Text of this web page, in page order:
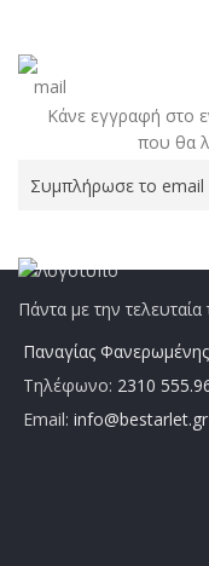
Κάνε εγγραφή στο
που θα
Πάντα με την
Παναγίας
Τηλέφωνο: 2310
Email: info@bestarlet.gr